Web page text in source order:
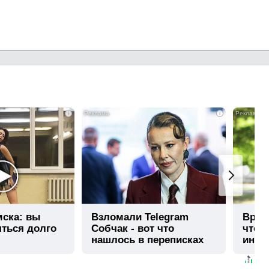
i
вы
долго
i
Взломали Telegram
Собчак - вот что
нашлось в переписках
Врач